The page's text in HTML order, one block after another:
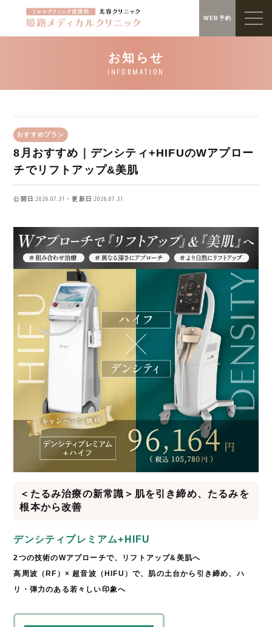
WEB予約
おすすめプラン
8月おすすめ｜デンシティ+HIFUのWアプロー
チでリフトアップ&美肌
公開日:2026.07.31・更新日:2026.07.31
＜たるみ治療の新常識＞肌を引き締め、たるみを
根本から改善
デンシティプレミアム+HIFU
2つの技術のWアプローチで、リフトアップ&美肌へ
高周波（RF）× 超音波（HIFU）で、肌の土台から引き締め、ハ
リ・弾力のある若々しい印象へ